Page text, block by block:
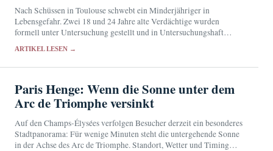
Nach Schüssen in Toulouse schwebt ein Minderjähriger in
Lebensgefahr. Zwei 18 und 24 Jahre alte Verdächtige wurden
formell unter Untersuchung gestellt und in Untersuchungshaft
ARTIKEL LESEN →
Paris Henge: Wenn die Sonne unter dem
Arc de Triomphe versinkt
Auf den Champs-Élysées verfolgen Besucher derzeit ein besonderes
Stadtpanorama: Für wenige Minuten steht die untergehende Sonne
in der Achse des Arc de Triomphe. Standort, Wetter und Timing